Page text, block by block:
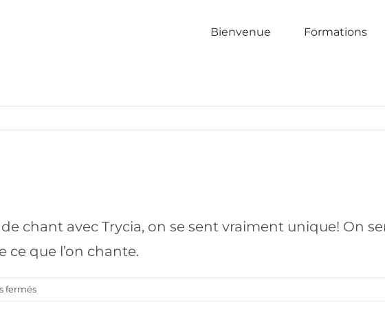
Bienvenue Formations
chant avec Trycia, on se sent vraiment unique! On
ce que l’on chante.
ferméssur
Raphaëlle